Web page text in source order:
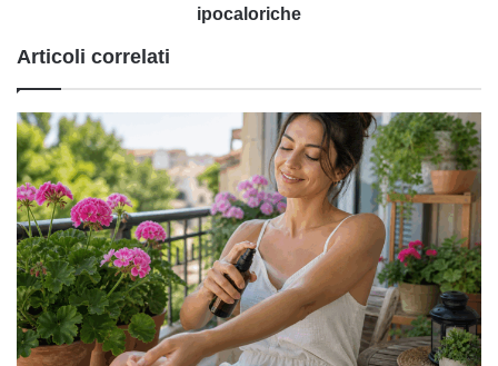
ipocaloriche
Articoli correlati